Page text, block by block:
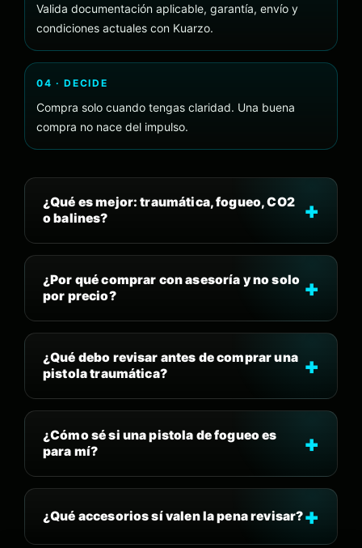
Valida documentación aplicable, garantía, envío y
condiciones actuales con Kuarzo.
04 · DECIDE
Compra solo cuando tengas claridad. Una buena
compra no nace del impulso.
¿Qué es mejor: traumática, fogueo, CO2
o balines?
¿Por qué comprar con asesoría y no solo
por precio?
¿Qué debo revisar antes de comprar una
pistola traumática?
¿Cómo sé si una pistola de fogueo es
para mí?
¿Qué accesorios sí valen la pena revisar?